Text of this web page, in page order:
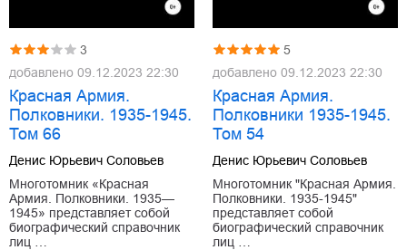
3
добавлено 09.12.2023 22:30
Красная Армия.
Полковники. 1935-1945.
Том 66
Денис Юрьевич Соловьев
Многотомник «Красная
Армия. Полковники. 1935—
1945» представляет собой
биографический справочник
лиц …
5
добавлено 09.12.2023 22:30
Красная Армия.
Полковники 1935-1945.
Том 54
Денис Юрьевич Соловьев
Многотомник "Красная Армия.
Полковники. 1935-1945"
представляет собой
биографический справочник
лиц …